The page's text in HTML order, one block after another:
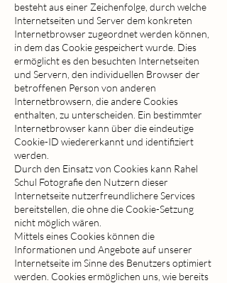
besteht aus einer Zeichenfolge, durch welche
Internetseiten und Server dem konkreten
Internetbrowser zugeordnet werden können,
in dem das Cookie gespeichert wurde. Dies
ermöglicht es den besuchten Internetseiten
und Servern, den individuellen Browser der
betroffenen Person von anderen
Internetbrowsern, die andere Cookies
enthalten, zu unterscheiden. Ein bestimmter
Internetbrowser kann über die eindeutige
Cookie-ID wiedererkannt und identifiziert
werden.
Durch den Einsatz von Cookies kann Rahel
Schul Fotografie den Nutzern dieser
Internetseite nutzerfreundlichere Services
bereitstellen, die ohne die Cookie-Setzung
nicht möglich wären.
Mittels eines Cookies können die
Informationen und Angebote auf unserer
Internetseite im Sinne des Benutzers optimiert
werden. Cookies ermöglichen uns, wie bereits